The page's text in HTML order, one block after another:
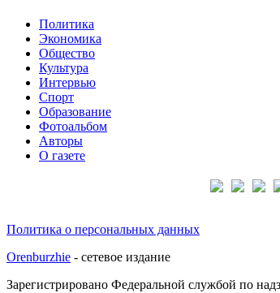
Политика
Экономика
Общество
Культура
Интервью
Спорт
Образование
Фотоальбом
Авторы
О газете
Политика о персональных данных
Orenburzhie - сетевое издание
Зарегистрировано Федеральной службой по